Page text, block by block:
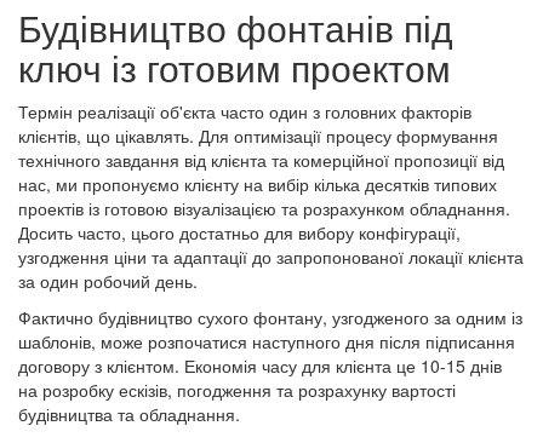
Будівництво фонтанів під
ключ із готовим проектом
Термін реалізації об'єкта часто один з головних факторів
клієнтів, що цікавлять. Для оптимізації процесу формування
технічного завдання від клієнта та комерційної пропозиції від
нас, ми пропонуємо клієнту на вибір кілька десятків типових
проектів із готовою візуалізацією та розрахунком обладнання.
Досить часто, цього достатньо для вибору конфігурації,
узгодження ціни та адаптації до запропонованої локації клієнта
за один робочий день.
Фактично будівництво сухого фонтану, узгодженого за одним із
шаблонів, може розпочатися наступного дня після підписання
договору з клієнтом. Економія часу для клієнта це 10-15 днів
на розробку ескізів, погодження та розрахунку вартості
будівництва та обладнання.